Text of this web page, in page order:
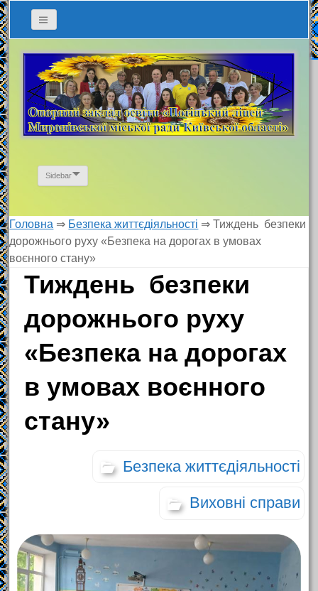
Sidebar
Головна ⇒ Безпека життєдіяльності ⇒Тиждень безпеки
дорожнього руху «Безпека на дорогах в умовах
воєнного стану»
Тиждень безпеки
дорожнього руху
«Безпека на дорогах
в умовах воєнного
стану»
Безпека життєдіяльності
Виховні справи